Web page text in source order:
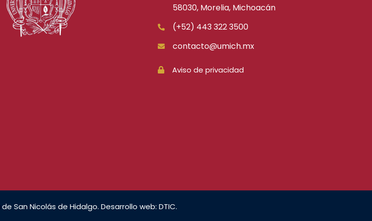
58030, Morelia, Michoacán
(+52) 443 322 3500
contacto@umich.mx
Aviso de privacidad
San Nicolás de Hidalgo. Desarrollo web: DTIC.